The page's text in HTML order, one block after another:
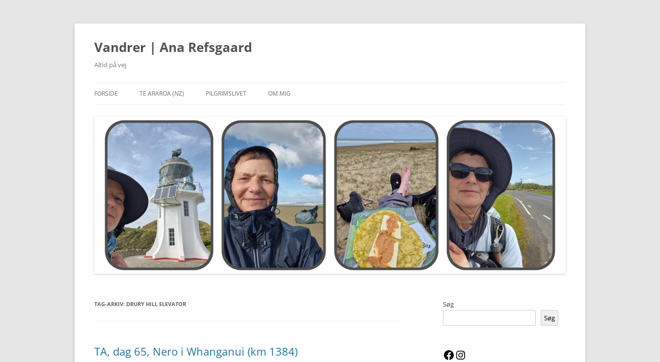
Hop
Vandrer | Ana Refsgaard
Altid på vej
FORSIDE TE ARAROA (NZ) PILGRIMSLIVET OM MIG
TAG-ARKIV: DRURY HILL ELEVATOR
TA, dag 65, Nero i Whanganui (km 1384)
Søg
Søg
Facebook